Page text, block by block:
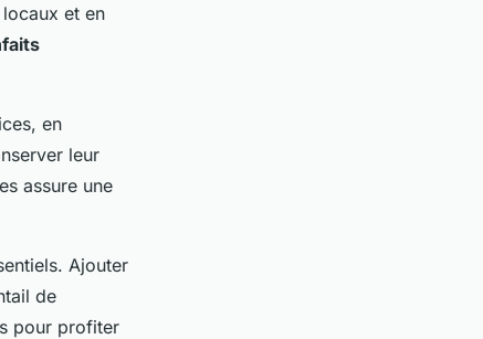
et en
en
leur
assure une
Ajouter
de
pour profiter